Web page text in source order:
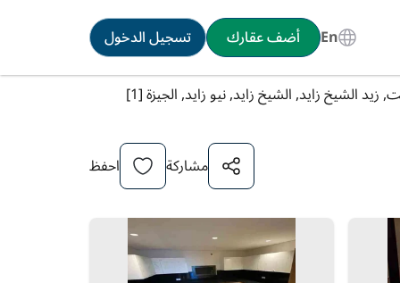
En أضف عقارك
تسجيل الدخول
الشيخ زايد, الشيخ زايد, نيو زايد, الجيزة [1]
مشاركة احفظ